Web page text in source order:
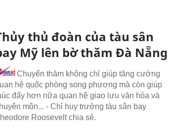
thủ đoàn của tàu sân
Mỹ lên bờ thăm Đà Nẵng
Chuyến thăm không chỉ giúp tăng cường
hệ quốc phòng song phương mà còn giúp
đẩy hơn nữa quan hệ giao lưu văn hóa và
môn... - Chỉ huy trưởng tàu sân bay
Roosevelt chia sẻ.